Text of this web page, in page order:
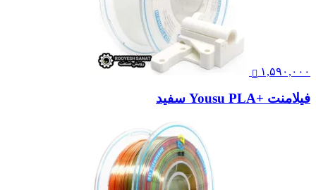
۱,۵۹۰,۰۰۰
فیلامنت +Yousu PLA سفید